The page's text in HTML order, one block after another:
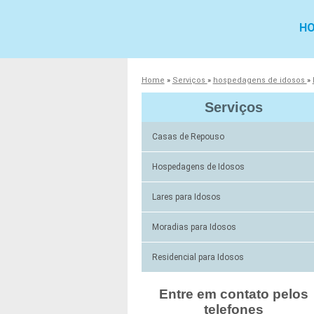
Home » Serviços » hospedagens de idosos »
Serviços
Casas de Repouso
Hospedagens de Idosos
Lares para Idosos
Moradias para Idosos
Residencial para Idosos
Entre em contato pelos
telefones